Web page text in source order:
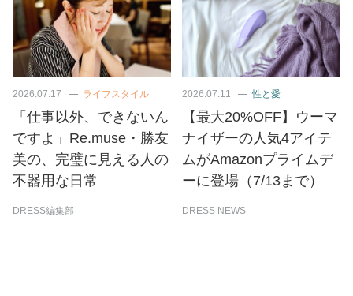
2026.07.17 ライフスタイル
「仕事以外、できないん
ですよ」Re.muse・勝友
美の、完璧に見える人の
不器用な日常
DRESS編集部
2026.07.11 性と愛
【最大20%OFF】ウーマ
ナイザーの人気4アイテ
ムがAmazonプライムデ
ーに登場（7/13まで）
DRESS NEWS